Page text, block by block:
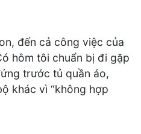
đến cả công việc của
hôm tôi chuẩn bị đi gặp
trước tủ quần áo,
khác vì “không hợp